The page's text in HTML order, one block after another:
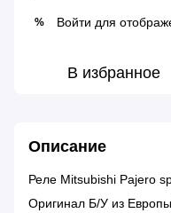
% Войти для
В избранное
Описание
Реле Mitsubishi Pajero
Оригинал Б/У из